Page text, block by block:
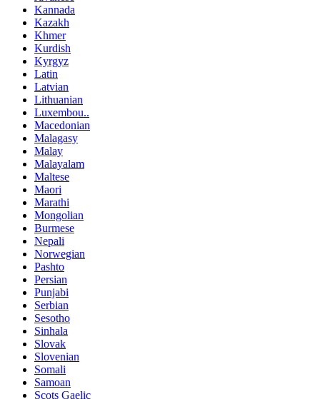
Kannada
Kazakh
Khmer
Kurdish
Kyrgyz
Latin
Latvian
Lithuanian
Luxembou..
Macedonian
Malagasy
Malay
Malayalam
Maltese
Maori
Marathi
Mongolian
Burmese
Nepali
Norwegian
Pashto
Persian
Punjabi
Serbian
Sesotho
Sinhala
Slovak
Slovenian
Somali
Samoan
Scots Gaelic